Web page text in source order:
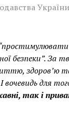
безпеки”. За
для
так і